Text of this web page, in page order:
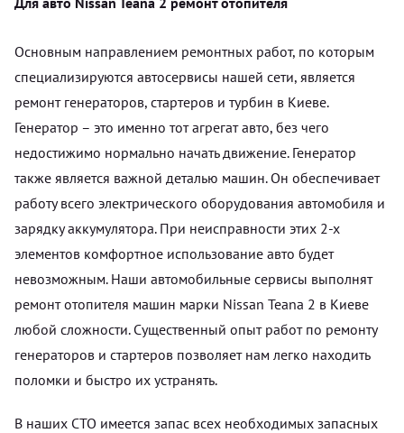
Основным направлением ремонтных работ, по которым
специализируются автосервисы нашей сети, является
ремонт генераторов, стартеров и турбин в Киеве.
Генератор – это именно тот агрегат авто, без чего
недостижимо нормально начать движение. Генератор
также является важной деталью машин. Он обеспечивает
работу всего электрического оборудования автомобиля и
зарядку аккумулятора. При неисправности этих 2-х
элементов комфортное использование авто будет
невозможным. Наши автомобильные сервисы выполнят
ремонт отопителя машин марки Nissan Teana 2 в Киеве
любой сложности. Существенный опыт работ по ремонту
генераторов и стартеров позволяет нам легко находить
поломки и быстро их устранять.
В наших СТО имеется запас всех необходимых запасных